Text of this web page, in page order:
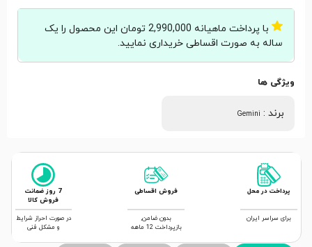
با پرداخت ماهیانه 2,990,000 تومان این محصول را یک
ساله به صورت اقساطی خریداری نمایید.
ویژگی ها
برند :
Gemini
پرداخت در محل
برای سراسر ایران
فروش اقساطی
بدون ضامن,
بازپرداخت 12 ماهه
7 روز ضمانت
فروش کالا
در صورت احراز شرایط
و مشکل فنی